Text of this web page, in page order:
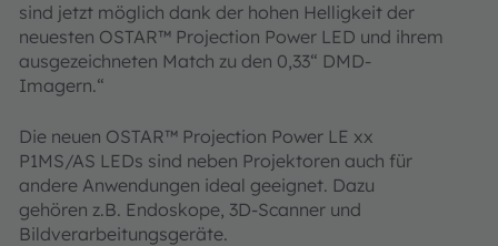
sind jetzt möglich dank der hohen Helligkeit der
neuesten OSTAR™ Projection Power LED und ihrem
ausgezeichneten Match zu den 0,33“ DMD-
Imagern.“
Die neuen OSTAR™ Projection Power LE xx
P1MS/AS LEDs sind neben Projektoren auch für
andere Anwendungen ideal geeignet. Dazu
gehören z.B. Endoskope, 3D-Scanner und
Bildverarbeitungsgeräte.